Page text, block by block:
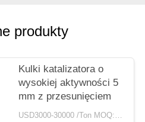
produkty
Kulki katalizatora o
wysokiej aktywności 5
mm z przesunięciem
USD3000-30000 /Ton MOQ:1 KG